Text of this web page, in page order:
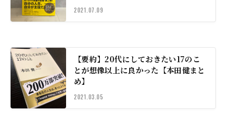
2021.07.09
【要約】20代にしておきたい17のこ
とが想像以上に良かった【本田健まと
め】
2021.03.05